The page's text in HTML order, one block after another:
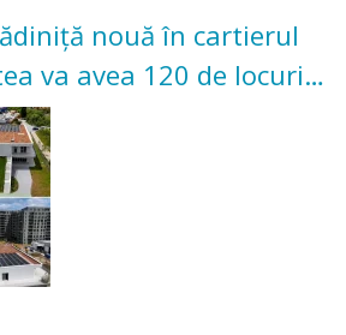
nouă în cartierul
va avea 120 de locuri